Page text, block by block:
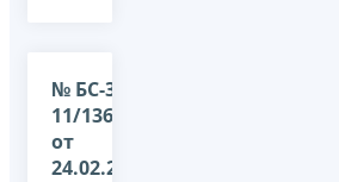
№ БС-36-
11/1367@
от
24.02.2026